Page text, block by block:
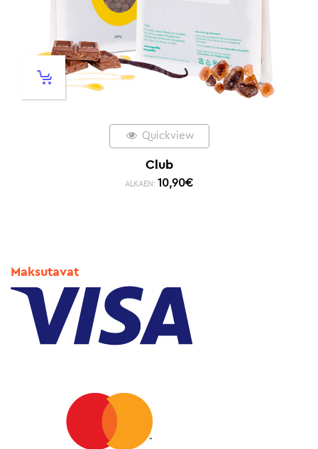
Quickview
Club
ALKAEN: 10,90€
Maksutavat